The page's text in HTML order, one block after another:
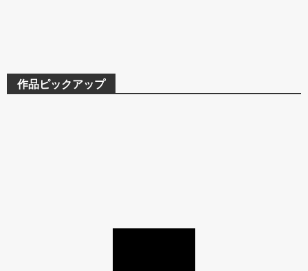
作品ピックアップ